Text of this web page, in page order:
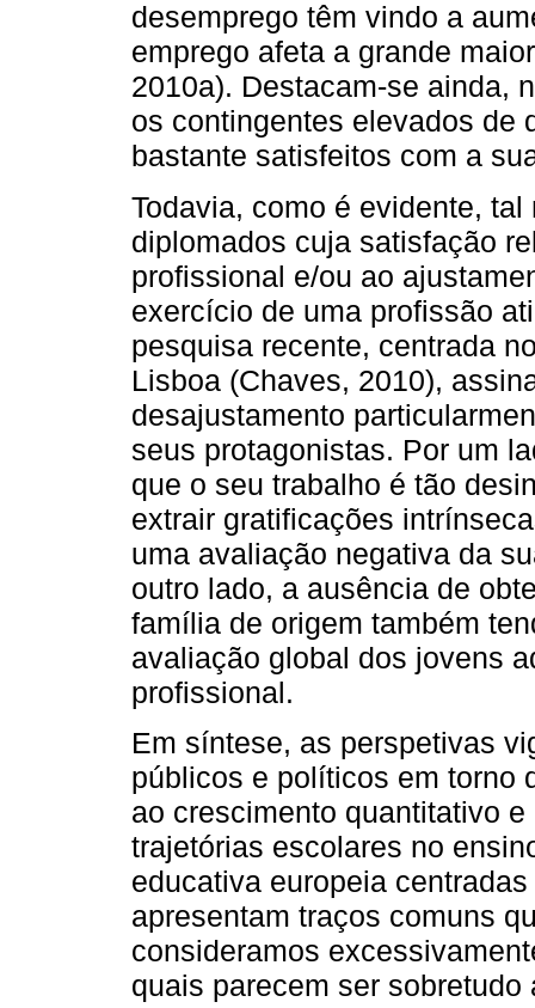
desemprego têm vindo a
emprego afeta a grande
2010a). Destacam-se ainda,
os contingentes elevados de
bastante satisfeitos com a
Todavia, como é evidente,
diplomados cuja satisfação
profissional e/ou ao
exercício de uma profissão
pesquisa recente, centrada
Lisboa (Chaves, 2010),
desajustamento
seus protagonistas. Por um
que o seu trabalho é tão
extrair gratificações
uma avaliação negativa da
outro lado, a ausência de
família de origem também
avaliação global dos jovens
profissional.
Em síntese, as perspetivas
públicos e políticos em torno
ao crescimento quantitativo
trajetórias escolares no
educativa europeia
apresentam traços comuns
consideramos
quais parecem ser